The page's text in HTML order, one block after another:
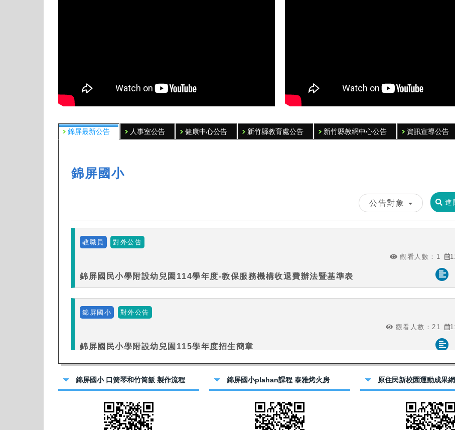
錦屏最新公告 人事室公告 健康中心公告 新竹縣教育處公告 新竹縣教網中心公告 資訊宣導公告
錦屏國小 口簧琴和竹筒飯 製作流程 錦屏國小plahan課程 泰雅烤火房 原住民新校園運動成果網